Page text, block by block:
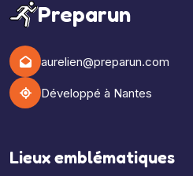
Preparun
aurelien@preparun.com
Développé à Nantes
Lieux emblématiques